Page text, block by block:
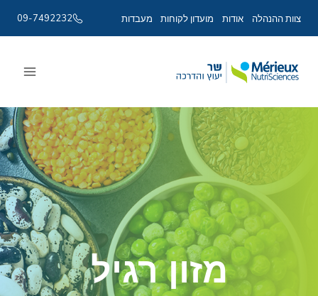
צוות ההנהלה אודות מועדון לקוחות מעבדות 09-7492232
content
מזון רגיל